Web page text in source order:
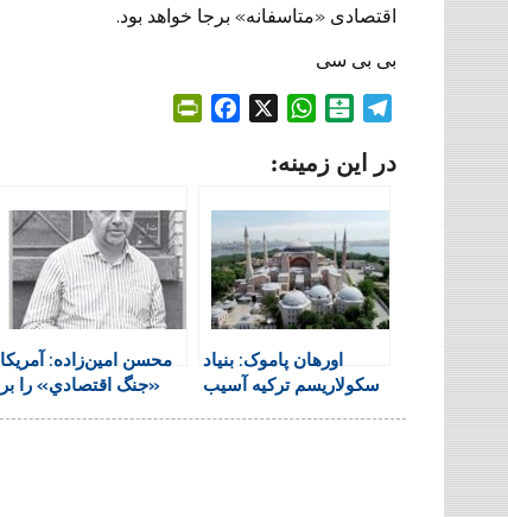
اقتصادی «متاسفانه» برجا خواهد بود.
بی بی سی
l
r
a
m
l
a
r
i
n
W
a
s
A
p
p
o
o
k
t
F
r
e
n
l
در این زمینه:
اورهان پاموک: بنیاد
سکولاریسم ترکیه آسیب
محسن امین‌زاده: آمريكا
«جنگ اقتصادي» را بر